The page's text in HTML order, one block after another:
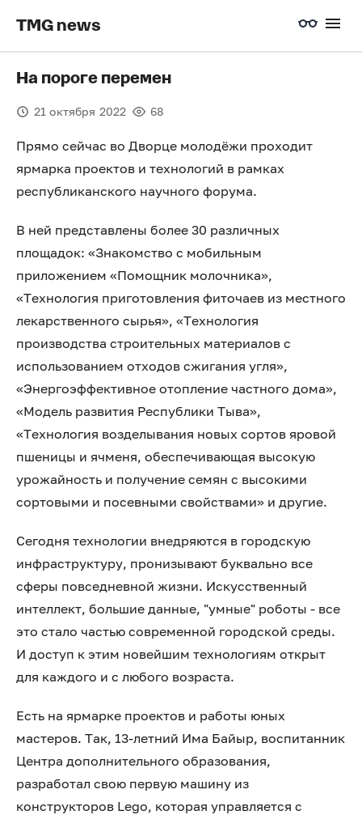
TMG news
На пороге перемен
21 октября 2022 68
Прямо сейчас во Дворце молодёжи проходит
ярмарка проектов и технологий в рамках
республиканского научного форума.
В ней представлены более 30 различных
площадок: «Знакомство с мобильным
приложением «Помощник молочника»,
«Технология приготовления фиточаев из местного
лекарственного сырья», «Технология
производства строительных материалов с
использованием отходов сжигания угля»,
«Энергоэффективное отопление частного дома»,
«Модель развития Республики Тыва»,
«Технология возделывания новых сортов яровой
пшеницы и ячменя, обеспечивающая высокую
урожайность и получение семян с высокими
сортовыми и посевными свойствами» и другие.
Сегодня технологии внедряются в городскую
инфраструктуру, пронизывают буквально все
сферы повседневной жизни. Искусственный
интеллект, большие данные, "умные" роботы - все
это стало частью современной городской среды.
И доступ к этим новейшим технологиям открыт
для каждого и с любого возраста.
Есть на ярмарке проектов и работы юных
мастеров. Так, 13-летний Има Байыр, воспитанник
Центра дополнительного образования,
разработал свою первую машину из
конструкторов Lego, которая управляется с